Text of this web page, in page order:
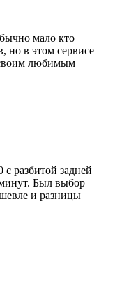
мало кто
но в этом сервисе
своим любимым
разбитой задней
Был выбор —
и разницы